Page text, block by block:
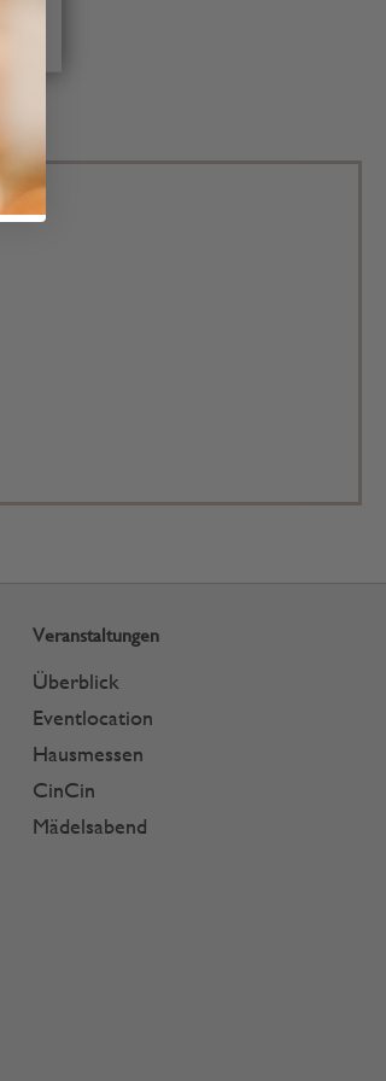
Veranstaltungen
Überblick
Eventlocation
Hausmessen
CinCin
Mädelsabend